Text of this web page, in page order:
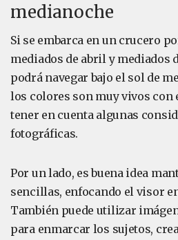
medianoche
Si se embarca en un crucero
mediados de abril y mediados
podrá navegar bajo el sol de
los colores son muy vivos con
tener en cuenta algunas
fotográficas.
Por un lado, es buena idea
sencillas, enfocando el visor
También puede utilizar
para enmarcar los sujetos,